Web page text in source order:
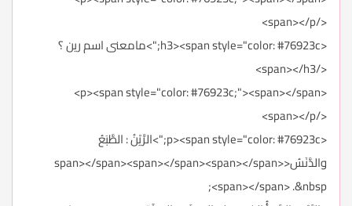
</span></p>
<h3><span style="color: #76923c;">مامعنى اسم رين ؟
</span></h3>
<p><span style="color: #76923c;"><span></span>
</span></p>
<p><span style="color: #76923c;">الرَّيْنُ : الطَّبَعُ
والدَّنَسُ<span></span><span></span><span></span>
<span></span> .&nbsp;